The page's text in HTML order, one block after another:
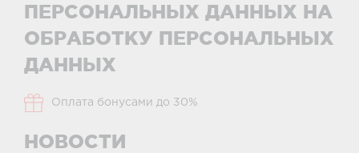
ПЕРСОНАЛЬНЫХ ДАННЫХ НА
ОБРАБОТКУ ПЕРСОНАЛЬНЫХ
ДАННЫХ
Оплата бонусами до 30%
НОВОСТИ